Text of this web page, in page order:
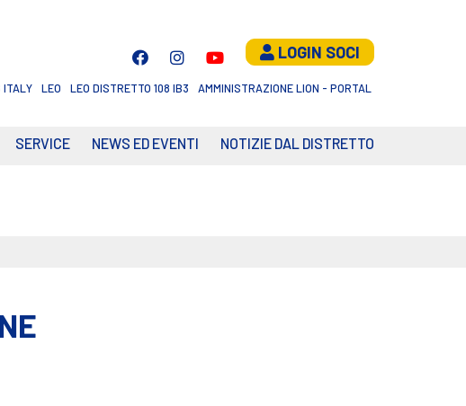
LOGIN SOCI
ITALY LEO LEO DISTRETTO 108 IB3 AMMINISTRAZIONE LION - PORTAL
SERVICE NEWS ED EVENTI NOTIZIE DAL DISTRETTO